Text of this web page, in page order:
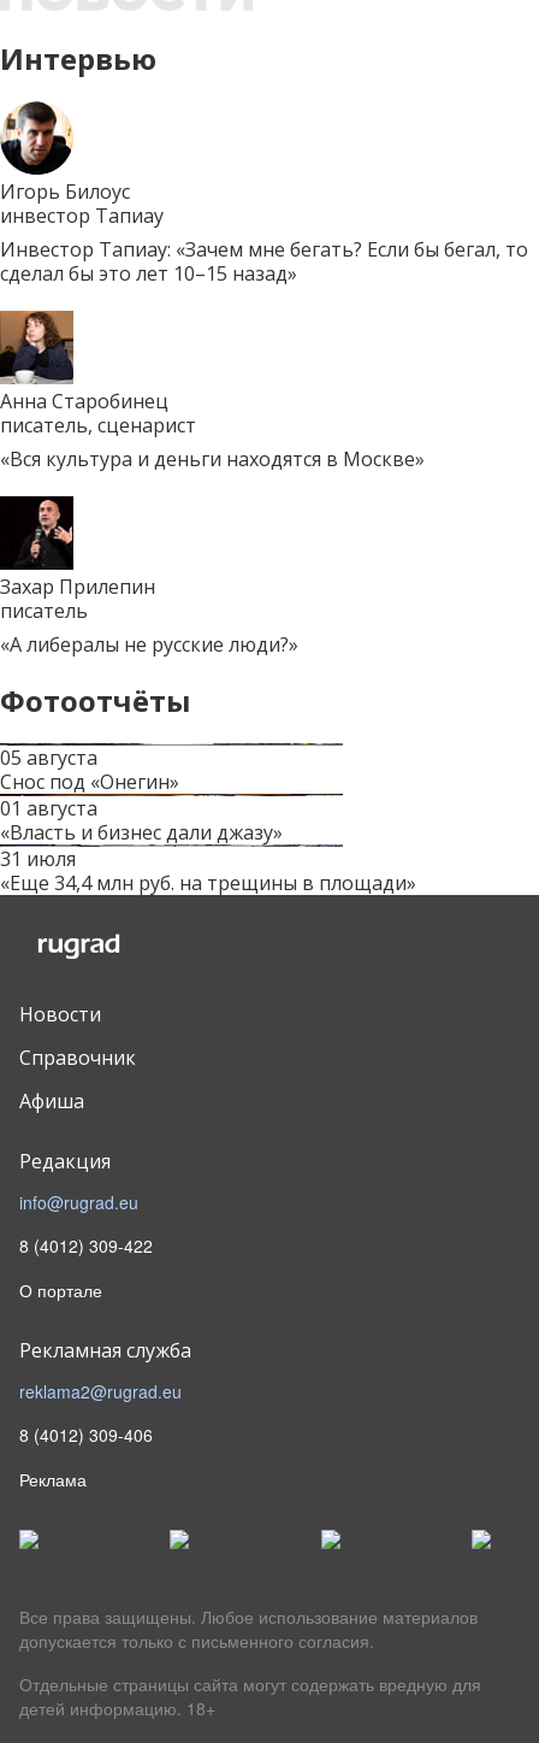
Интервью
Игорь Билоус
инвестор Тапиау
Инвестор Тапиау: «Зачем мне бегать? Если бы бегал, то
сделал бы это лет 10–15 назад»
Анна Старобинец
писатель, сценарист
«Вся культура и деньги находятся в Москве»
Захар Прилепин
писатель
«А либералы не русские люди?»
Фотоотчёты
05 августа
Снос под «Онегин»
01 августа
«Власть и бизнес дали джазу»
31 июля
«Еще 34,4 млн руб. на трещины в площади»
Новости
Справочник
Афиша
Редакция
info@rugrad.eu
8 (4012) 309-422
О портале
Рекламная служба
reklama2@rugrad.eu
8 (4012) 309-406
Реклама
Все права защищены. Любое использование материалов
допускается только с письменного согласия.
Отдельные страницы сайта могут содержать вредную для
детей информацию. 18+